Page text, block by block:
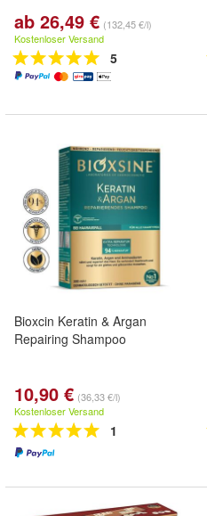
ab 26,49 € (132,45 €/l)
Kostenloser Versand
5
Bioxcin Keratin & Argan
Repairing Shampoo
10,90 € (36,33 €/l)
Kostenloser Versand
1